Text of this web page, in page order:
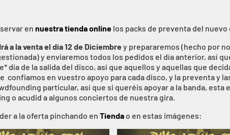
ennuestra tienda online los packs de preventa del nuevo
a la venta el día 12 de Diciembre y prepararemos (hecho por
y enviaremos todos los pedidos el día anterior, así
día de la salida del disco, así que aquellos y aquellas que
confiamos en vuestro apoyo para cada disco, y la preventa y
particular, así que si queréis apoyar a la banda, esta
o acudid a algunos conciertos de nuestra gira.
a la oferta pinchando enTienda o en estas imágenes: